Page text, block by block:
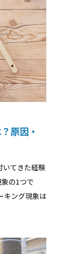
原因・
いてきた経験
の1つで
キング現象は